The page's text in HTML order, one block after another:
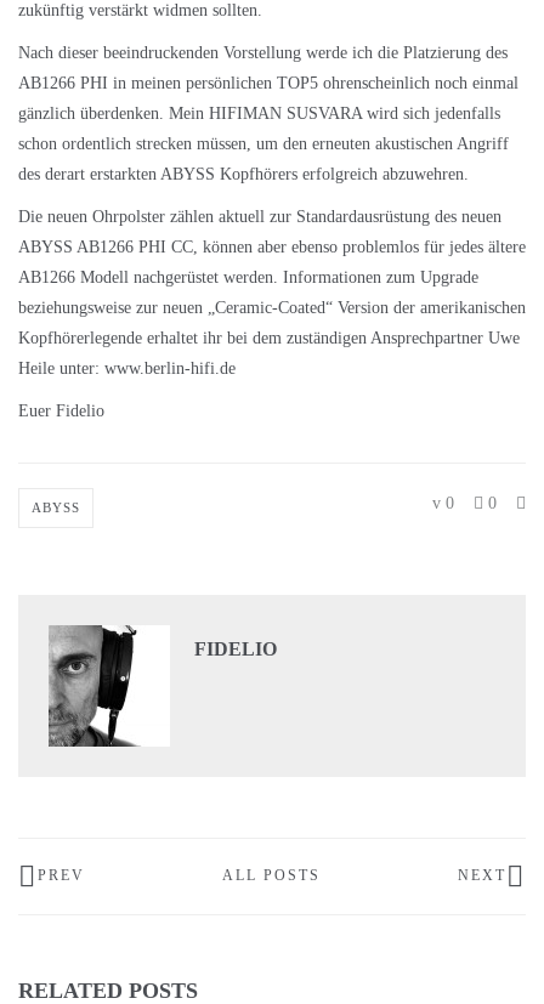
zukünftig verstärkt widmen sollten.
Nach dieser beeindruckenden Vorstellung werde ich die Platzierung des
AB1266 PHI in meinen persönlichen TOP5 ohrenscheinlich noch einmal
gänzlich überdenken. Mein HIFIMAN SUSVARA wird sich jedenfalls
schon ordentlich strecken müssen, um den erneuten akustischen Angriff
des derart erstarkten ABYSS Kopfhörers erfolgreich abzuwehren.
Die neuen Ohrpolster zählen aktuell zur Standardausrüstung des neuen
ABYSS AB1266 PHI CC, können aber ebenso problemlos für jedes ältere
AB1266 Modell nachgerüstet werden. Informationen zum Upgrade
beziehungsweise zur neuen „Ceramic-Coated“ Version der amerikanischen
Kopfhörerlegende erhaltet ihr bei dem zuständigen Ansprechpartner Uwe
Heile unter: www.berlin-hifi.de
Euer Fidelio
ABYSS 0 0
FIDELIO
PREV ALL POSTS NEXT
RELATED POSTS